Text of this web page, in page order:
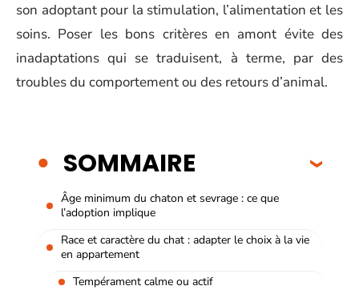
son adoptant pour la stimulation, l’alimentation et les
soins. Poser les bons critères en amont évite des
inadaptations qui se traduisent, à terme, par des
troubles du comportement ou des retours d’animal.
SOMMAIRE
Âge minimum du chaton et sevrage : ce que
l’adoption implique
Race et caractère du chat : adapter le choix à la vie
en appartement
Tempérament calme ou actif